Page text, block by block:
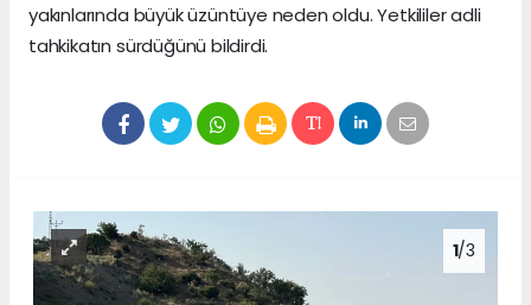
yakınlarında büyük üzüntüye neden oldu. Yetkililer adli
tahkikatın sürdüğünü bildirdi.
1/3